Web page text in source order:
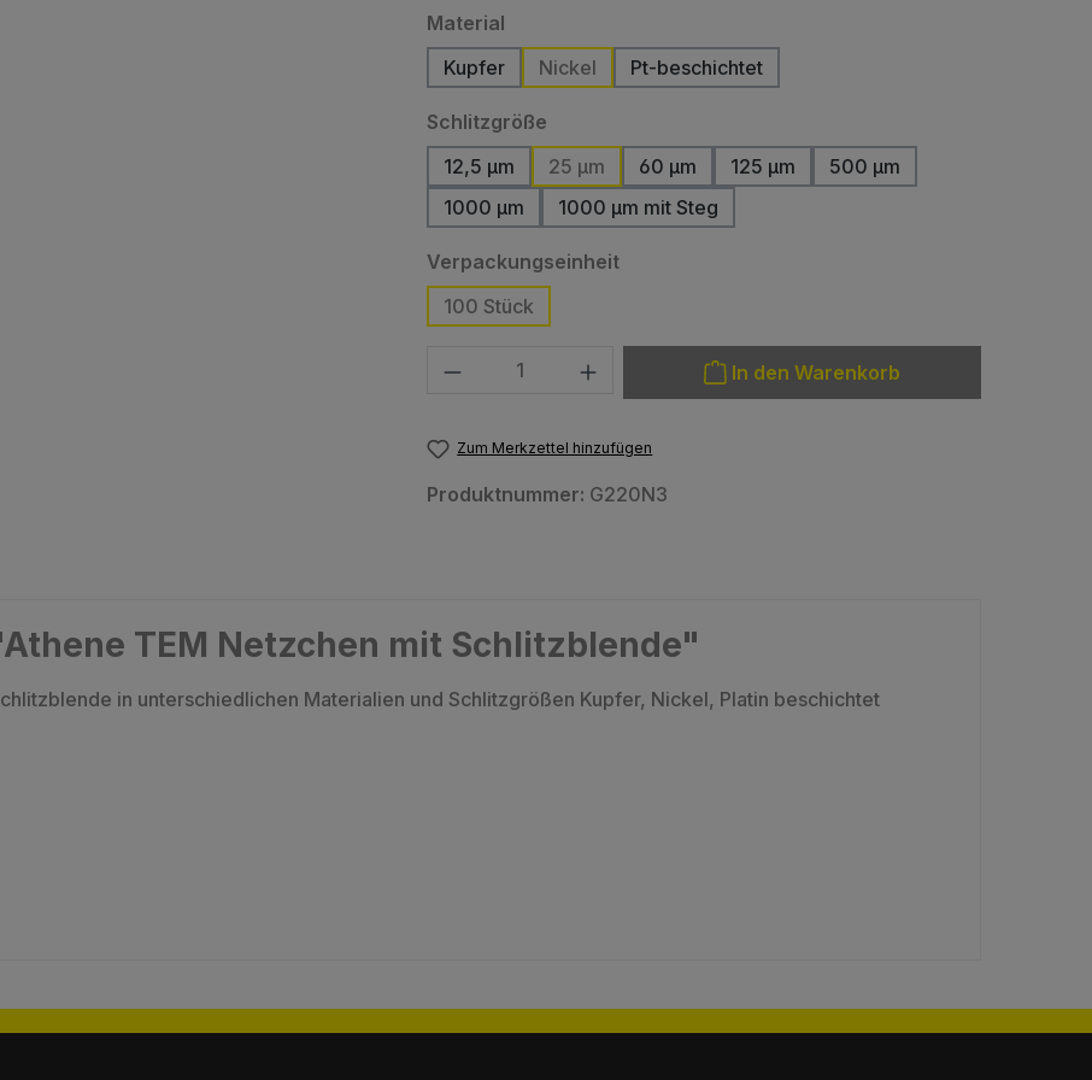
Material
Kupfer
Nickel Pt-beschichtet
Schlitzgröße
12,5 µm
25 µm 60 µm 125 µm
500 µm
1000 µm
1000 µm mit Steg
Verpackungseinheitauswählen
100 Stück
Produkt Anzahl: Gib den gewünschten Wert ein oder benutze die
In den Warenkorb
Zum Merkzettel hinzufügen
Produktnummer: G220N3
TEM Netzchen mit Schlitzblende"
in unterschiedlichen Materialien und Schlitzgrößen Kupfer, Nickel, Platin beschichtet